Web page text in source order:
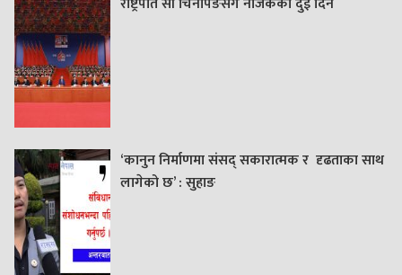
‘कानुन निर्माणमा संसद् सकारात्मक र दृढताका साथ
लागेको छ’ : सुहाङ